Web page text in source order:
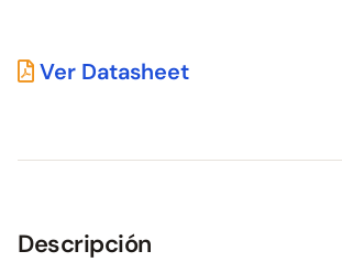
Ver Datasheet
Descripción